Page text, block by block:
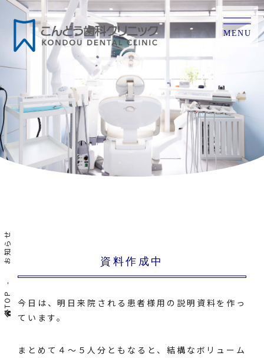
MENU
TOP
お知らせ 資料作成中
今日は、明日来院される患者様用の説明資料を作っ
ています。
まとめて４～５人分ともなると、結構なボリューム